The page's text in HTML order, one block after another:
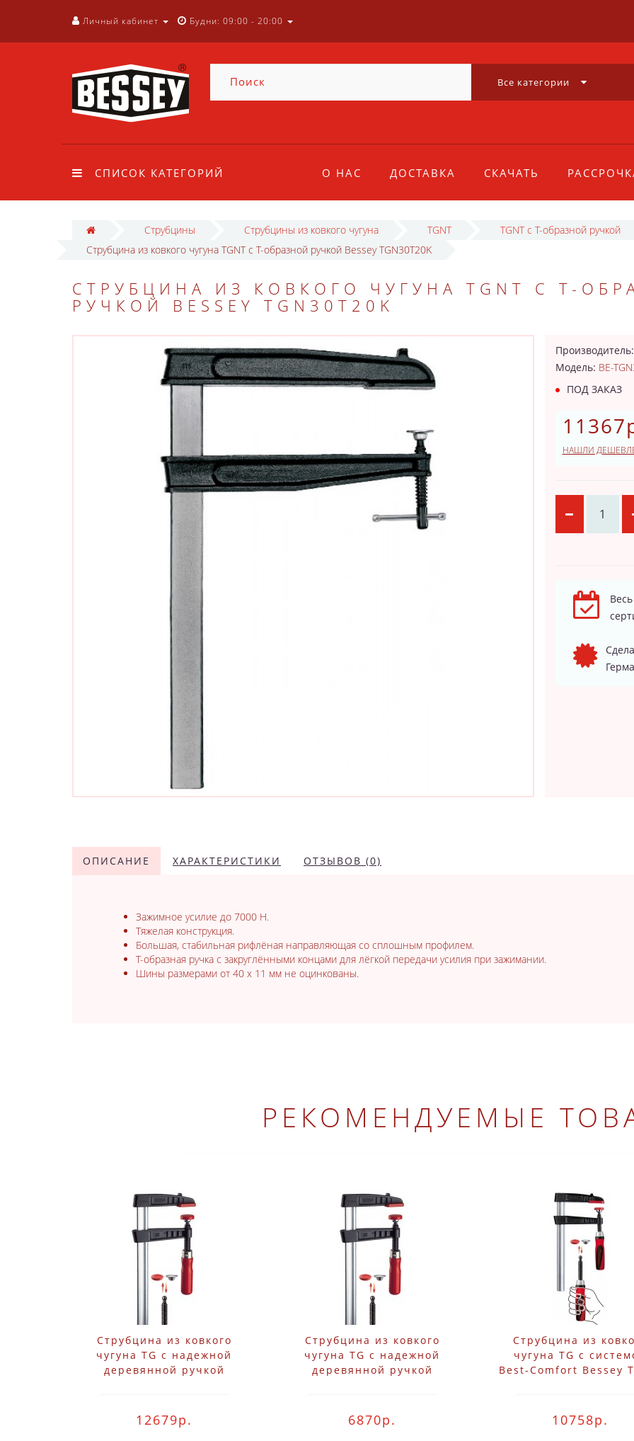
Личный кабинет Будни: 09:00 - 20:00
Все категории
СПИСОК КАТЕГОРИЙ О НАС ДОСТАВКА СКАЧАТЬ
Струбцины Струбцины из ковкого чугуна TGNT
TGNT с Т-образной ручкой
Струбцина из ковкого чугуна TGNT с Т-образной ручкой Bessey TGN30T20K
СТРУБЦИНА ИЗ КОВКОГО ЧУГУНА TGNT С Т-
РУЧКОЙ BESSEY TGN30T20K
Модель: BE-
ПОД ЗАКАЗ
НАШЛИ
ОПИСАНИЕ ХАРАКТЕРИСТИКИ ОТЗЫВОВ (0)
Зажимное усилие до 7000 Н.
Тяжелая конструкция.
Большая, стабильная рифлёная направляющая со сплошным профилем.
Т-образная ручка с закруглёнными концами для лёгкой передачи усилия при зажимании.
Шины размерами от 40 x 11 мм не оцинкованы.
РЕКОМЕНДУЕМЫЕ
Струбцина из ковкого
чугуна TG с надежной
деревянной ручкой
12679р.
Струбцина из ковкого
чугуна TG с надежной
деревянной ручкой
6870р.
Струбцина из
чугуна TG с
Best-Comfort Bessey
10758р.